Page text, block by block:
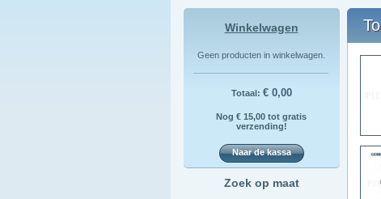
Winkelwagen
Geen producten in winkelwagen.
Totaal: € 0,00
Nog € 15,00 tot gratis
verzending!
Naar de kassa
Zoek op maat